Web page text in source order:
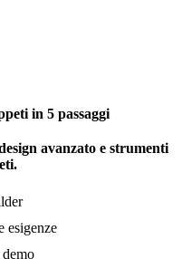
in 5 passaggi
avanzato e strumenti
esigenze